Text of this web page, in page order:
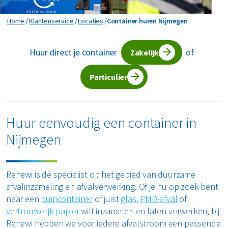
Horeca en recreatie
Industrie
Logistiek
Zakelijke dienstverlening
Interne inzamelmiddelen
Circulaire diensten
CSRD
Circulair+
Gevaarlijk afval
Groen- en tuinafval
Matrassen
Papier en karton
PMD
Puin
Mineralen
ons
Home Klantenservice Locaties Container huren Nijmegen
Container huren Nijmegen
Huur direct je container Zakelijk of
Particulier
Huur eenvoudig een container in
Nijmegen
Renewi is dé specialist op het gebied van duurzame
afvalinzameling en afvalverwerking. Of je nu op zoek bent
naar een puincontainerof juistglas, PMD-afval of
vertrouwelijk papierwilt inzamelen en laten verwerken, bij
Renewi hebben we voor iedere afvalstroom een passende